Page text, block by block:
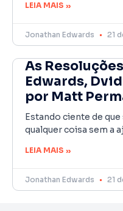
LEIA MAIS »
Jonathan Edwards 21
As
Edwards,
por Matt
Estando ciente de
qualquer coisa sem a
LEIA MAIS »
Jonathan Edwards 21